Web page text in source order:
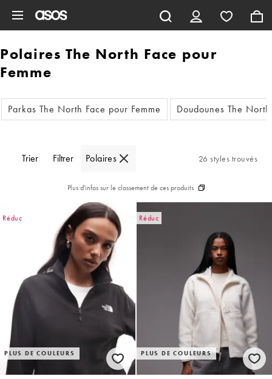
Polaires The North Face pour
Femme
Parkas The North Face pour Femme Doudounes The
Trier Filtrer Polaires 26 styles trouvés
Plus d'infos sur le classement de ces produits
Réduc
PLUS DE COULEURS
Réduc
PLUS DE COULEURS